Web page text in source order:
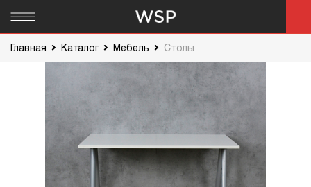
Главная Каталог Мебель Столы